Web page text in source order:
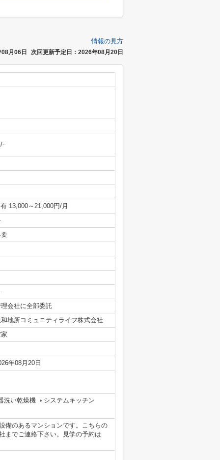
情報の見方
月06日 次回更新予定日：2026年08月20日
13,000～21,000円/月
会社に全部委託
地所コミュニティライフ株式会社
年08月20日
洗い乾燥機 システムキッチン
備のあるマンションです。こちらの
までご連絡下さい。見学の予約は